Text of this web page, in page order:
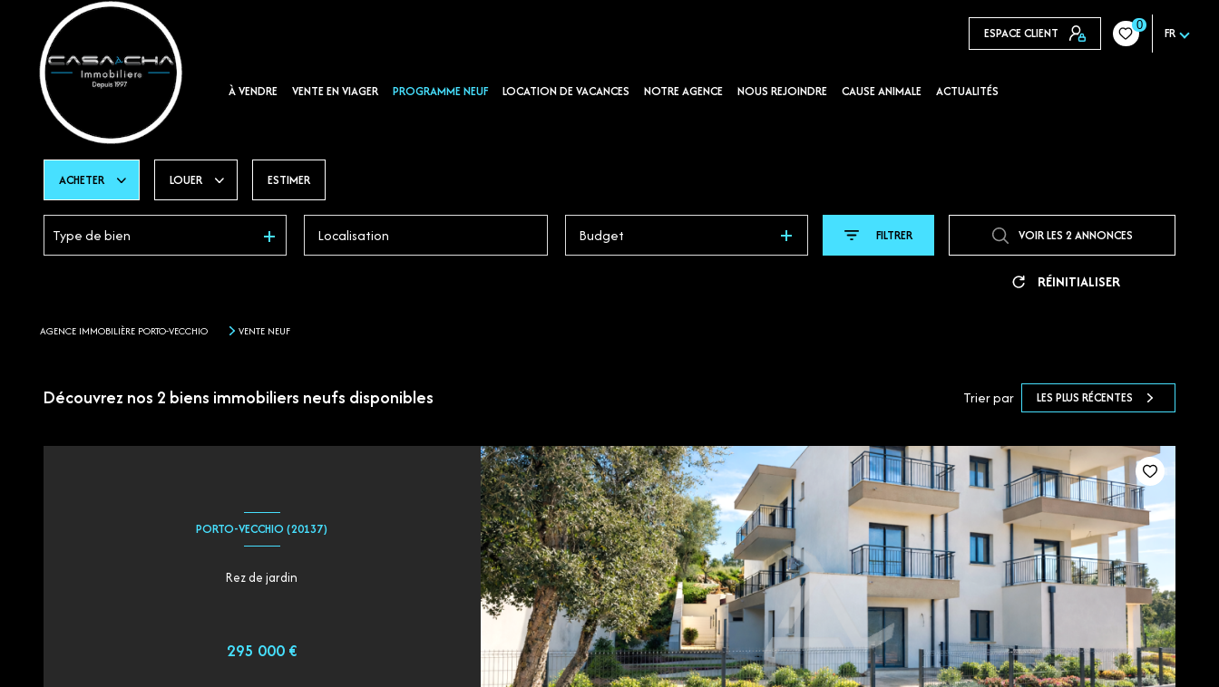
ESPACE CLIENT 0 FR
À VENDRE VENTE EN VIAGER PROGRAMME NEUF LOCATION DE VACANCES NOTRE AGENCE NOUS REJOINDRE CAUSE ANIMALE ACTUALITÉS
ACHETER
De l'ancien
LOUER ESTIMER
Type de bien Budget FILTRER VOIR LES 2ANNONCES
RÉINITIALISER
AGENCE IMMOBILIÈRE PORTO-VECCHIO VENTE NEUF
Découvrez nos 2 biens immobiliers neufs disponibles Trier par LES PLUS RÉCENTES
PORTO-VECCHIO (20137)
Rez de jardin
295 000 €